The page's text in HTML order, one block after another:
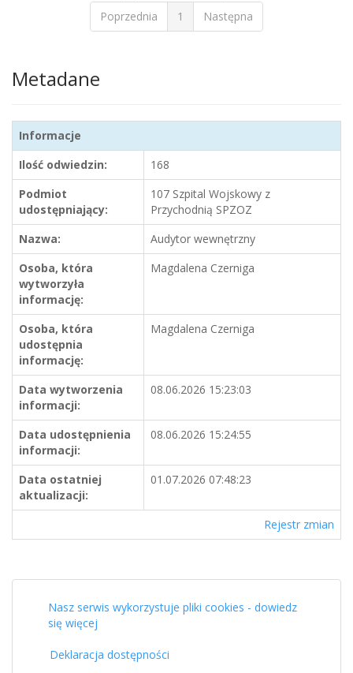
Poprzednia
1 Następna
Metadane
Informacje
Ilość odwiedzin:
168
Podmiot
udostępniający:
107 Szpital Wojskowy z
Przychodnią SPZOZ
Nazwa:
Audytor wewnętrzny
Osoba, która
wytworzyła
informację:
Magdalena Czerniga
Osoba, która
udostępnia
informację:
Magdalena Czerniga
Data wytworzenia
informacji:
08.06.2026 15:23:03
Data udostępnienia
informacji:
08.06.2026 15:24:55
Data ostatniej
aktualizacji:
01.07.2026 07:48:23
Rejestr zmian
Nasz serwis wykorzystuje pliki cookies - dowiedz
się więcej
Deklaracja dostępności